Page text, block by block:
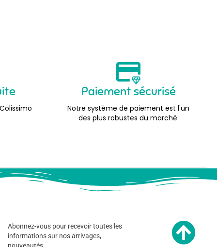
Paiement sécurisé
Notre système de paiement est l'un
des plus robustes du marché.
Abonnez-vous pour recevoir toutes les
informations sur nos arrivages,
nouveautés…